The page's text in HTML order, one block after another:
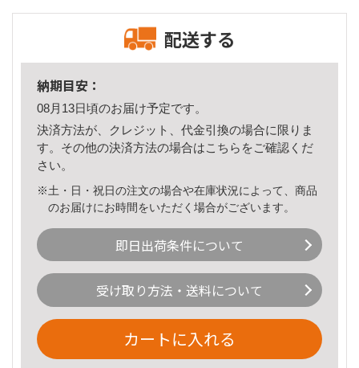
配送する
納期目安：
08月13日頃のお届け予定です。
決済方法が、クレジット、代金引換の場合に限りま
す。その他の決済方法の場合はこちら をご確認くだ
さい。
※土・日・祝日の注文の場合や在庫状況によって、商品
のお届けにお時間をいただく場合がございます。
即日出荷条件について
受け取り方法・送料について
カートに入れる